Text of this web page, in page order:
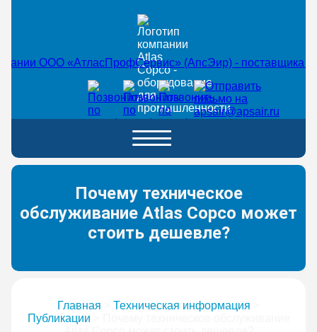
Почему техническое
обслуживание Atlas Copco может
стоить дешевле?
Главная Техническая информация
Публикации